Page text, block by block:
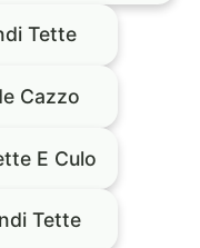
Tette
Cazzo
E Culo
Tette